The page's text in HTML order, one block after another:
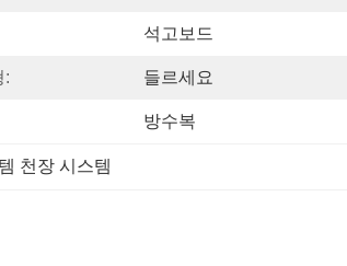
석고보드
: 들르세요
방수복
천장 시스템